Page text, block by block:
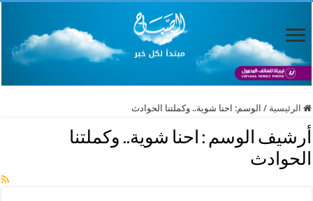
الرئيسية / الوسم: احنا شوية.. وكملتنا الحوادث
أرشيف الوسم : احنا شوية.. وكملتنا
الحوادث